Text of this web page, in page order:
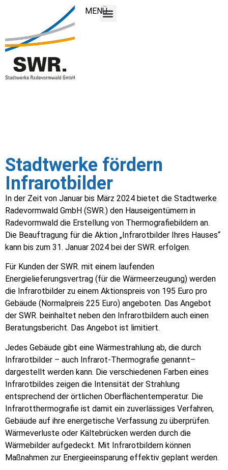
MENÜ
Stadtwerke fördern
Infrarotbilder
In der Zeit von Januar bis März 2024 bietet die Stadtwerke
Radevormwald GmbH (SWR.) den Hauseigentümern in
Radevormwald die Erstellung von Thermografiebildern an.
Die Beauftragung für die Aktion „Infrarotbilder Ihres Hauses“
kann bis zum 31. Januar 2024 bei der SWR. erfolgen.
Für Kunden der SWR. mit einem laufenden
Energielieferungsvertrag (für die Wärmeerzeugung) werden
die Infrarotbilder zu einem Aktionspreis von 195 Euro pro
Gebäude (Normalpreis 225 Euro) angeboten. Das Angebot
der SWR. beinhaltet neben den Infrarotbildern auch einen
Beratungsbericht. Das Angebot ist limitiert.
Jedes Gebäude gibt eine Wärmestrahlung ab, die durch
Infrarotbilder – auch Infrarot-Thermografie genannt–
dargestellt werden kann. Die verschiedenen Farben eines
Infrarotbildes zeigen die Intensität der Strahlung
entsprechend der örtlichen Oberflächentemperatur. Die
Infrarotthermografie ist damit ein zuverlässiges Verfahren,
Gebäude auf ihre energetische Verfassung zu überprüfen.
Wärmeverluste oder Kältebrücken werden durch die
Wärmebilder aufgedeckt. Mit Infrarotbildern können
Maßnahmen zur Energieeinsparung effektiv geplant werden.